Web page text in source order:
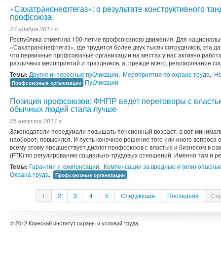
«Сахатранснефтегаз»: о результате конструктивного
профсоюза
27 ноября 2017 г.
Республика отметила 100-летие профсоюзного движения. Для
«Сахатранснефтегаз», где трудится более двух тысяч сотрудников, эта
что первичные профсоюзные организации на местах у нас активно
различных мероприятий и праздников, а, прежде всего, регулирование
Темы: Другие интересные публикации, Мероприятия по охране труда,
Профсоюзные организации Публикации
Позиция профсоюзов: ФНПР ведет переговоры с
обычных людей стала лучше
25 августа 2017 г.
Законодатели передумали повышать пенсионный возраст, а вот
наоборот, повысился. И пусть конечное решение того или иного вопроса
всему этому предшествует диалог профсоюзов с властью и бизнесом в
(РТК) по регулированию социально-трудовых отношений. Именно там и
Темы: Гарантии и компенсации, Компенсации за вредные и (или)
Охрана труда, Профсоюзные организации
1 2 3 4 5 Следующая Последняя
© 2012 Клинский институт охраны и условий труда